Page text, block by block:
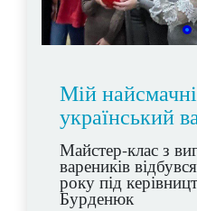
Мій
український
Майстер-клас з
вареників
року під
Бурденюк